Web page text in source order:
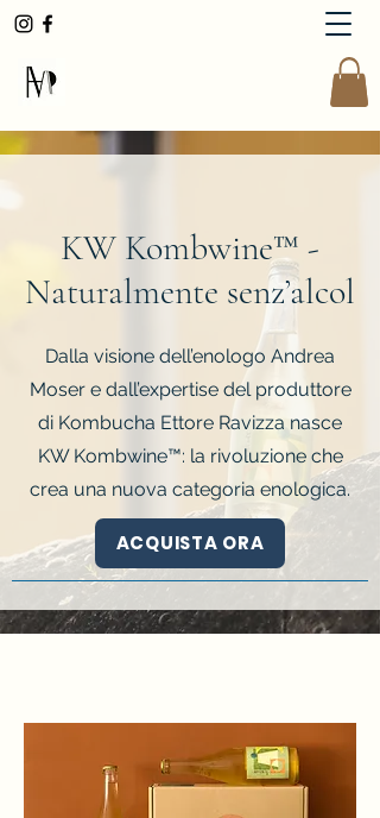
KW Kombwine™ -
Naturalmente senz’alcol
Dalla visione dell’enologo Andrea
Moser e dall’expertise del produttore
di Kombucha Ettore Ravizza nasce
KW Kombwine™: la rivoluzione che
crea una nuova categoria enologica.
ACQUISTA ORA